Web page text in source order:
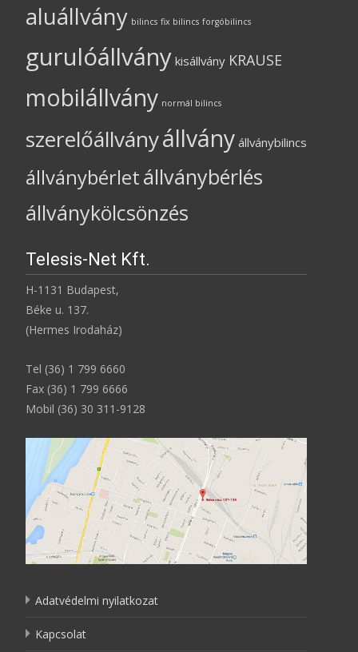
aluállvány bilincs fix bilincs forgóbilincs
gurulóállvány kisállvány KRAUSE
mobilállvány normál bilincs
szerelőállványállvány állványbilincs
állványbérletállványbérlés
állványkölcsönzés
Telesis-Net Kft.
H-1131 Budapest,
Béke u. 137.
(Hermes Irodaház)
Tel (36) 1 799 6660
Fax (36) 1 799 6666
Mobil (36) 30 311-9128
Adatvédelmi nyilatkozat
Kapcsolat